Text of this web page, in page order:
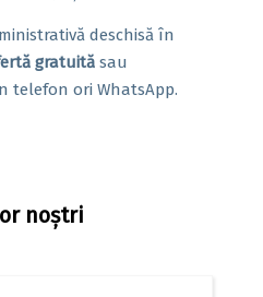
deschisă în
gratuită sau
telefon ori WhatsApp.
noștri